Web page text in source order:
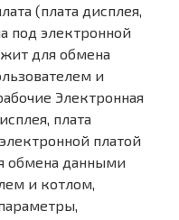
(плата дисплея,
под электронной
для обмена
и
Электронная
плата
платой
обмена данными
и котлом,